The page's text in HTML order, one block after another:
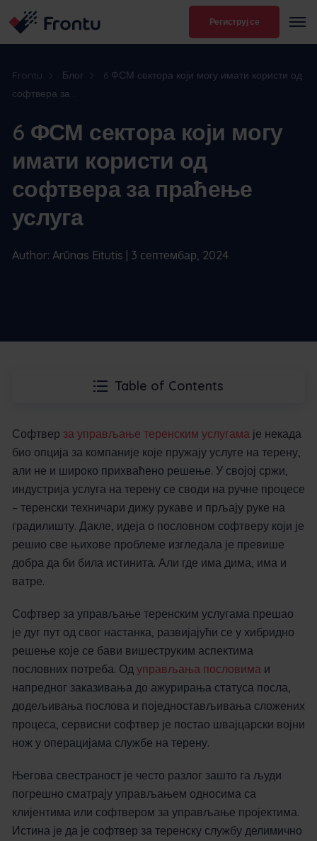
Региструј се
Frontu Блог
6 ФСМ сектора који могу имати користи од
софтвера за...
6 ФСМ сектора који могу
имати користи од
софтвера за праћење
услуга
Author: Arūnas Eitutis | 3 септембар, 2024
Table of Contents
Софтвер за управљање теренским услугама је некада
био опција за компаније које пружају услуге на терену,
али не и широко прихваћено решење. У својој сржи,
индустрија услуга на терену се своди на ручне процесе
– теренски техничари дижу рукаве и прљају руке на
градилишту. Дакле, идеја о пословном софтверу који је
решио све њихове проблеме изгледала је превише
добра да би била истинита. Али где има дима, има и
ватре.
Софтвер за управљање теренским услугама прешао
је дуг пут од свог настанка, развијајући се у хибридно
решење које се бави вишеструким аспектима
пословних потреба. Од управљања пословима и
напредног заказивања до ажурирања статуса посла,
додељивања послова и поједностављивања сложених
процеса, сервисни софтвер је постао швајцарски војни
нож у операцијама службе на терену.
Његова свестраност је често разлог зашто га људи
погрешно сматрају управљањем односима са
клијентима или софтвером за управљање пројектима.
Истина је да је софтвер за теренску службу делимично